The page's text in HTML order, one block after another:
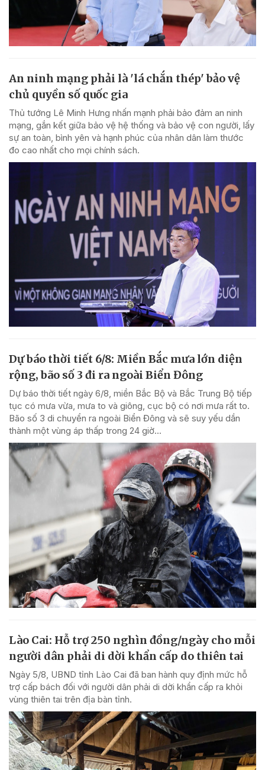
An ninh mạng phải là 'lá chắn thép' bảo vệ
chủ quyền số quốc gia
Thủ tướng Lê Minh Hưng nhấn mạnh phải bảo đảm an ninh
mạng, gắn kết giữa bảo vệ hệ thống và bảo vệ con người, lấy
sự an toàn, bình yên và hạnh phúc của nhân dân làm thước
đo cao nhất cho mọi chính sách.
Dự báo thời tiết 6/8: Miền Bắc mưa lớn diện
rộng, bão số 3 đi ra ngoài Biển Đông
Dự báo thời tiết ngày 6/8, miền Bắc Bộ và Bắc Trung Bộ tiếp
tục có mưa vừa, mưa to và giông, cục bộ có nơi mưa rất to.
Bão số 3 di chuyển ra ngoài Biển Đông và sẽ suy yếu dần
thành một vùng áp thấp trong 24 giờ...
Lào Cai: Hỗ trợ 250 nghìn đồng/ngày cho mỗi
người dân phải di dời khẩn cấp do thiên tai
Ngày 5/8, UBND tỉnh Lào Cai đã ban hành quy định mức hỗ
trợ cấp bách đối với người dân phải di dời khẩn cấp ra khỏi
vùng thiên tai trên địa bàn tỉnh.